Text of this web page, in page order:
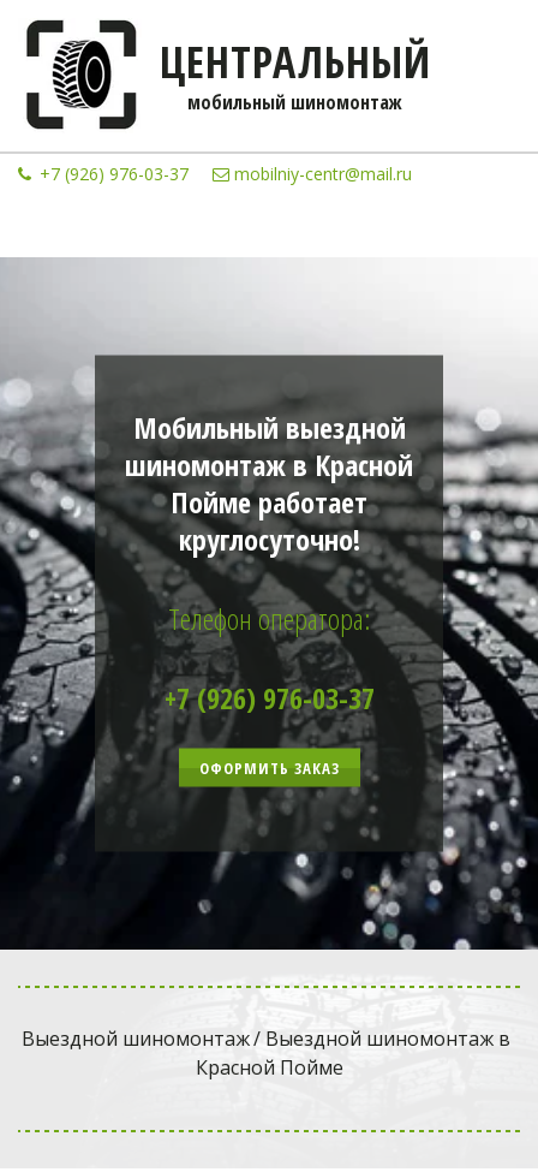
ЦЕНТРАЛЬНЫЙ
мобильны­­й шиномонтаж
+7 (926) 976-03-37 mobilniy-centr@mail.ru
Мобильный выездной
шиномонтаж в Красной
Пойме работает
круглосуточно!
Телефон оператора:
+7 (926) 976-03-37
ОФОРМИТЬ ЗАКАЗ
Выездной шиномонтаж / Выездной шиномонтаж в
Красной Пойме